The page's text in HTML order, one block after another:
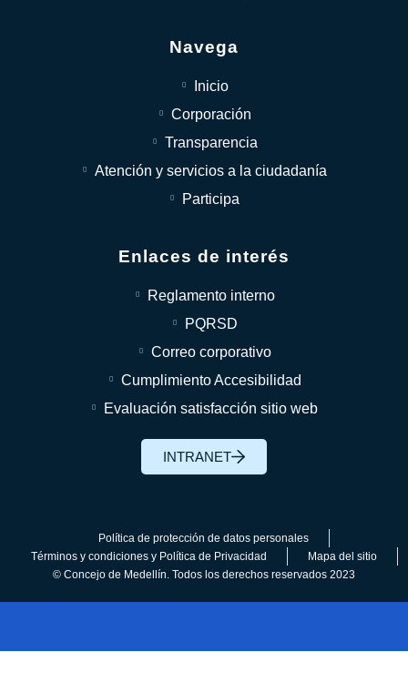
Navega
Inicio
Corporación
Transparencia
Atención y servicios a la ciudadanía
Participa
Enlaces de interés
Reglamento interno
PQRSD
Correo corporativo
Cumplimiento Accesibilidad
Evaluación satisfacción sitio web
INTRANET
Política de protección de datos personales
Términos y condiciones y Política de Privacidad
Mapa del sitio
© Concejo de Medellín. Todos los derechos reservados 2023